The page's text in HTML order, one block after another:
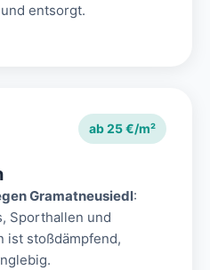
entsorgt.
ab 25 €/m²
Gramatneusiedl:
Sporthallen und
ist stoßdämpfend,